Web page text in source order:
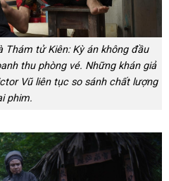
Thám tử Kiên: Kỳ án không đầu
thu phòng vé. Những khán giả
Vũ liên tục so sánh chất lượng
phim.